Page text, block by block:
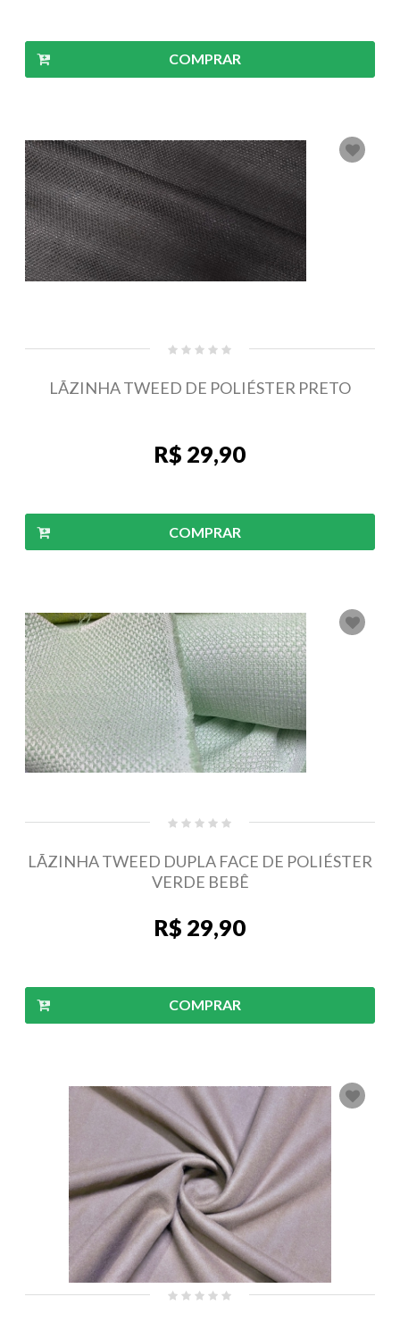
COMPRAR
LÃZINHA TWEED DE POLIÉSTER PRETO
R$ 29,90
COMPRAR
LÃZINHA TWEED DUPLA FACE DE POLIÉSTER
VERDE BEBÊ
R$ 29,90
COMPRAR